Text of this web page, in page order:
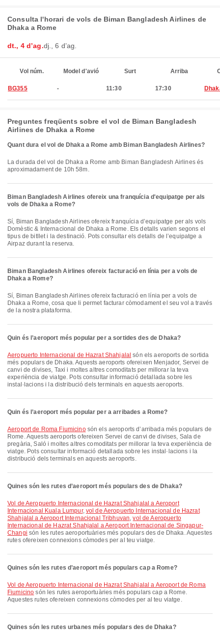
Consulta l'horari de vols de Biman Bangladesh Airlines de
Dhaka a Rome
dt., 4 d’ag.dj., 6 d’ag.
Vol núm. Model d'avió Surt Arriba
BG355 - 11:30 17:30
Preguntes freqüents sobre el vol de Biman Bangladesh
Airlines de Dhaka a Rome
Quant dura el vol de Dhaka a Rome amb Biman Bangladesh Airlines?
La durada del vol de Dhaka a Rome amb Biman Bangladesh Airlines és
aproximadament de 10h 58m.
Biman Bangladesh Airlines ofereix una franquícia d'equipatge per als
vols de Dhaka a Rome?
Sí, Biman Bangladesh Airlines ofereix franquícia d’equipatge per als vols
Domèstic & Internacional de Dhaka a Rome. Els detalls varien segons el
tipus de bitllet i la destinació. Pots consultar els detalls de l’equipatge a
Airpaz durant la reserva.
Biman Bangladesh Airlines ofereix facturació en línia per a vols de
Dhaka a Rome?
Sí, Biman Bangladesh Airlines ofereix facturació en línia per a vols de
Dhaka a Rome, cosa que li permet facturar còmodament el seu vol a través
de la nostra plataforma.
Quin és l’aeroport més popular per a sortides des de Dhaka?
Aeropuerto Internacional de Hazrat Shahjalal són els aeroports de sortida
més populars de Dhaka. Aquests aeroports ofereixen Menjador, Servei de
canvi de divises, Taxi i moltes altres comoditats per millorar la teva
experiència de viatge. Pots consultar informació detallada sobre les
instal·lacions i la distribució dels terminals en aquests aeroports.
Quin és l’aeroport més popular per a arribades a Rome?
Aeroport de Roma Fiumicinosón els aeroports d’arribada més populars de
Rome. Aquests aeroports ofereixen Servei de canvi de divises, Sala de
pregària, Saló i moltes altres comoditats per millorar la teva experiència de
viatge. Pots consultar informació detallada sobre les instal·lacions i la
distribució dels terminals en aquests aeroports.
Quines són les rutes d’aeroport més populars des de Dhaka?
vol de Aeropuerto Internacional de Hazrat Shahjalal a Aeroport
Internacional Kuala Lumpur, vol de Aeropuerto Internacional de Hazrat
Shahjalal a Aeroport Internacional Tribhuvan,vol de Aeropuerto
Internacional de Hazrat Shahjalal a Aeroport Internacional de Singapur-
Changi són les rutes aeroportuàries més populars des de Dhaka. Aquestes
rutes ofereixen connexions còmodes per al teu viatge.
Quines són les rutes d’aeroport més populars cap a Rome?
vol de Aeropuerto Internacional de Hazrat Shahjalal a Aeroport de Roma
Fiumicino són les rutes aeroportuàries més populars cap a Rome.
Aquestes rutes ofereixen connexions còmodes per al teu viatge.
Quines són les rutes urbanes més populars des de Dhaka?